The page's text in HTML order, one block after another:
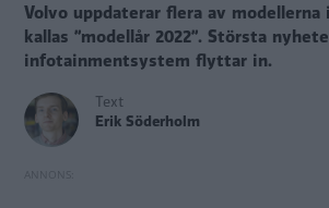
Volvo uppdaterar flera av modellerna
kallas ”modellår 2022”. Största
infotainmentsystem flyttar in.
Text
Erik Söderholm